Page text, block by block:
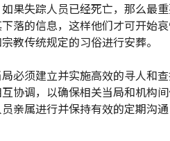
果失踪人员已经死亡，那么最
落的信息，这样他们才可开始
教传统规定的习俗进行安葬。
必须建立并实施高效的寻人和
协调，以确保相关当局和机构
亲属进行并保持有效的定期沟